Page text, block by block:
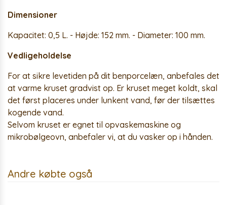
Dimensioner
Kapacitet: 0,5 L. - Højde: 152 mm. - Diameter: 100 mm.
Vedligeholdelse
For at sikre levetiden på dit benporcelæn, anbefales det
at varme kruset gradvist op. Er kruset meget koldt, skal
det først placeres under lunkent vand, før der tilsættes
kogende vand.
Selvom kruset er egnet til opvaskemaskine og
mikrobølgeovn, anbefaler vi, at du vasker op i hånden.
Andre købte også